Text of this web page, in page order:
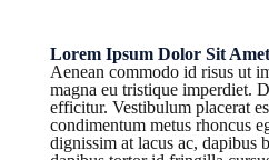
Lorem Ipsum Dolor Sit Amet
Aenean commodo id risus ut
magna eu tristique imperdiet.
efficitur. Vestibulum placerat
condimentum metus rhoncus
dignissim at lacus ac, dapibus